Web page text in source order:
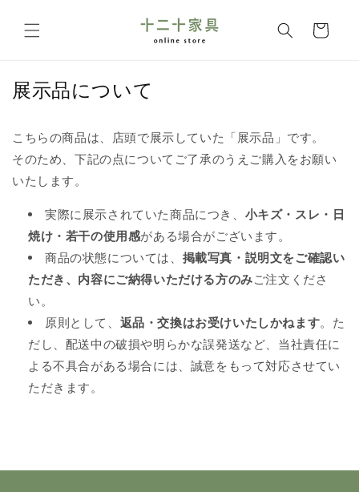
進む
ー
展示品について
こちらの商品は、店頭で展示していた「展示品」です。
そのため、下記の点についてご了承のうえご購入をお願い
いたします。
実際に展示されていた商品につき、 小キズ・スレ・日
焼け・若干の使用感がある場合がございます。
商品の状態については、 掲載写真・説明文をご確認い
ただき、内容にご納得いただける方のみご注文くださ
い。
原則として、 返品・交換はお受けいたしかねます。た
だし、配送中の破損や明らかな誤発送など、当社責任に
よる不具合がある場合には、誠意をもって対応させてい
ただきます。